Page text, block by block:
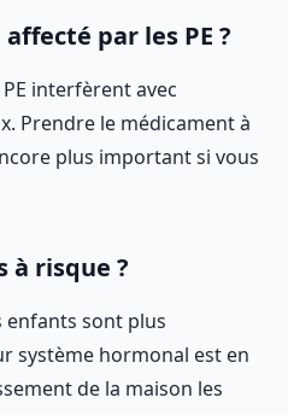
par les PE ?
interfèrent avec
Prendre le médicament à
plus important si vous
à risque ?
enfants sont plus
système hormonal est en
de la maison les